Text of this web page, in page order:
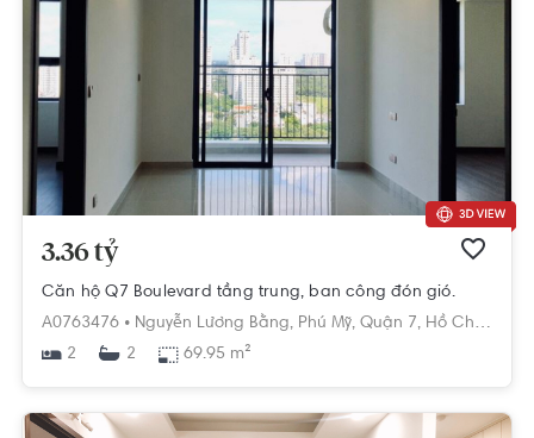
3.36 tỷ
Căn hộ Q7 Boulevard tầng trung, ban công đón gió.
A0763476 • Nguyễn Lương Bằng, Phú Mỹ, Quận 7, Hồ Chí Minh
2
2 69.95 m²